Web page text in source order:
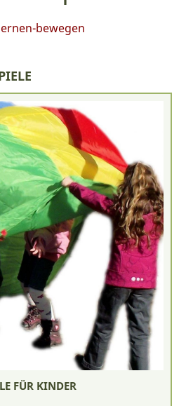
bewegen
FÜR KINDER